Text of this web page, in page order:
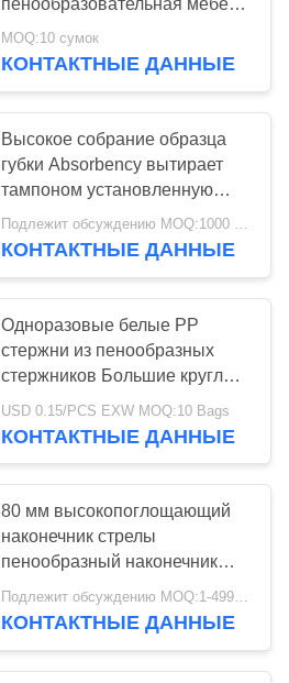
медицинская губка
MOQ:10 сумок
КОНТАКТНЫЕ ДАННЫЕ
Высокое собрание образца
губки Absorbency вытирает
тампоном установленную
ручку
Подлежит обсуждению MOQ:1000 ПК
КОНТАКТНЫЕ ДАННЫЕ
Одноразовые белые PP
стержни из пенообразных
стержников Большие круглые
стержни из пенообразных
стержников
USD 0.15/PCS EXW MOQ:10 Bags
КОНТАКТНЫЕ ДАННЫЕ
80 мм высокопоглощающий
наконечник стрелы
пенообразный наконечник
промывка медицинская губка
палка для точной очистки
Подлежит обсуждению MOQ:1-499 Bags
КОНТАКТНЫЕ ДАННЫЕ